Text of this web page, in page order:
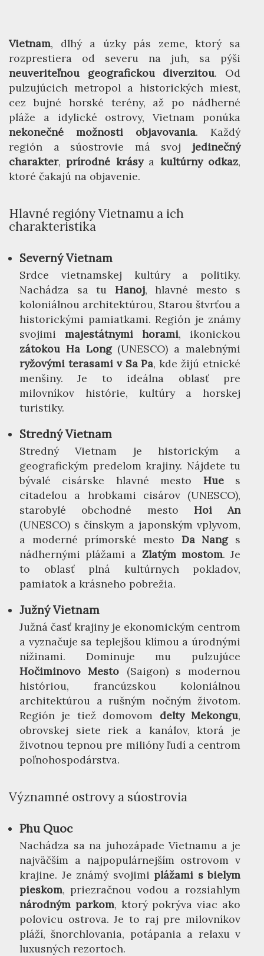
Vietnam, dlhý a úzky pás zeme, ktorý sa
rozprestiera od severu na juh, sa pýši
neuveriteľnou geografickou diverzitou. Od
pulzujúcich metropol a historických miest,
cez bujné horské terény, až po nádherné
pláže a idylické ostrovy, Vietnam ponúka
nekonečné možnosti objavovania. Každý
región a súostrovie má svoj jedinečný
charakter, prírodné krásya kultúrny odkaz,
ktoré čakajú na objavenie.
Hlavné regióny Vietnamu a ich
charakteristika
Severný Vietnam
Srdce vietnamskej kultúry a politiky.
Nachádza sa tu Hanoj, hlavné mesto s
koloniálnou architektúrou, Starou štvrťou a
historickými pamiatkami. Región je známy
svojimi majestátnymi horami, ikonickou
zátokou Ha Long(UNESCO) a malebnými
ryžovými terasami v Sa Pa, kde žijú etnické
menšiny. Je to ideálna oblasť pre
milovníkov histórie, kultúry a horskej
turistiky.
Stredný Vietnam
Stredný Vietnam je historickým a
geografickým predelom krajiny. Nájdete tu
bývalé cisárske hlavné mesto Hues
citadelou a hrobkami cisárov (UNESCO),
starobylé obchodné mesto Hoi An
(UNESCO) s čínskym a japonským vplyvom,
a moderné prímorské mesto Da Nangs
nádhernými plážami a Zlatým mostom. Je
to oblasť plná kultúrnych pokladov,
pamiatok a krásneho pobrežia.
Južný Vietnam
Južná časť krajiny je ekonomickým centrom
a vyznačuje sa teplejšou klímou a úrodnými
nížinami. Dominuje mu pulzujúce
Hočiminovo Mesto (Saigon) s modernou
históriou, francúzskou koloniálnou
architektúrou a rušným nočným životom.
Región je tiež domovom delty Mekongu,
obrovskej siete riek a kanálov, ktorá je
životnou tepnou pre milióny ľudí a centrom
poľnohospodárstva.
Významné ostrovy a súostrovia
Phu Quoc
Nachádza sa na juhozápade Vietnamu a je
najväčším a najpopulárnejším ostrovom v
krajine. Je známý svojimi plážami s bielym
pieskom, priezračnou vodou a rozsiahlym
národným parkom, ktorý pokrýva viac ako
polovicu ostrova. Je to raj pre milovníkov
pláží, šnorchlovania, potápania a relaxu v
luxusných rezortoch.